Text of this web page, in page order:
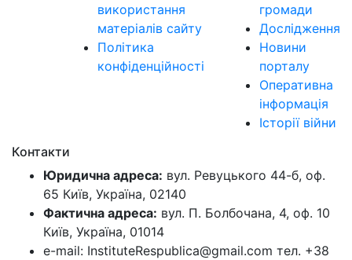
використання
матеріалів сайту
Політика
конфіденційності
громади
Дослідження
Новини
порталу
Оперативна
інформація
Історії війни
Контакти
Юридична адреса: вул. Ревуцького 44-б, оф.
65 Київ, Україна, 02140
Фактична адреса: вул. П. Болбочана, 4, оф. 10
Київ, Україна, 01014
e-mail: InstituteRespublica@gmail.com тел. +38